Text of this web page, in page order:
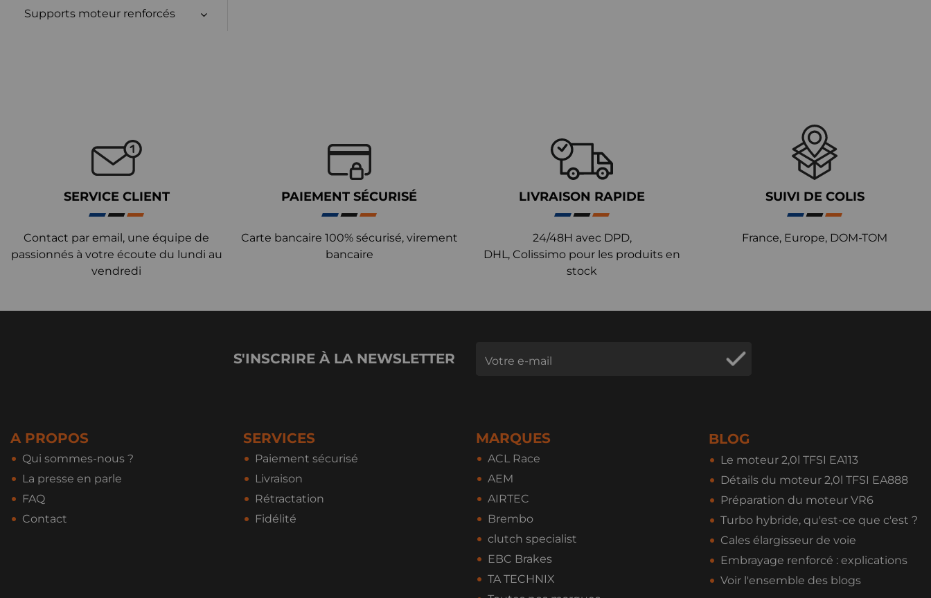
Supports moteur renforcés
SERVICE CLIENT
Contact par email, une équipe de
passionnés à votre écoute du lundi au
vendredi
PAIEMENT SÉCURISÉ
Carte bancaire 100% sécurisé, virement
bancaire
LIVRAISON RAPIDE
24/48H avec DPD,
DHL, Colissimo pour les produits en
stock
SUIVI DE COLIS
France, Europe, DOM-TOM
S'INSCRIRE À LA NEWSLETTER
A PROPOS
Qui sommes-nous ?
La presse en parle
FAQ
Contact
SERVICES
Paiement sécurisé
Livraison
Rétractation
Fidélité
MARQUES
ACL Race
AEM
AIRTEC
Brembo
clutch specialist
EBC Brakes
TA TECHNIX
BLOG
Le moteur 2,0l TFSI EA113
Détails du moteur 2,0l TFSI EA888
Préparation du moteur VR6
Turbo hybride, qu'est-ce que c'est ?
Cales élargisseur de voie
Embrayage renforcé : explications
Voir l'ensemble des blogs